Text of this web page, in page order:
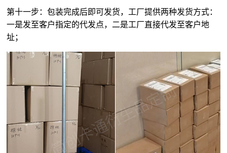
第十一步：包装完成后即可发货，工厂提供两种发货方式：
一是发至客户指定的代发点，二是工厂直接代发至客户地
址；